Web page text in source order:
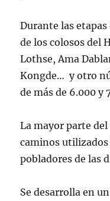
Durante las
de los colosos del
Lothse, Ama
Kongde… y otro
de más de 6.000 y
La mayor parte del
caminos
pobladores de las
Se desarrolla en